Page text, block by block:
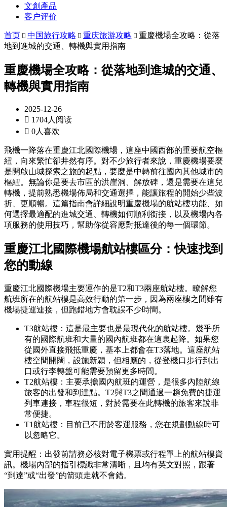
文創產品
客户评价
首页  中国旅行攻略  重庆旅游攻略  重慶機場全攻略：從落
地到進城的交通、轉機與實用指南
重慶機場全攻略：從落地到進城的交通、
轉機與實用指南
2025-12-26
 1704人阅读
 0人喜欢
飛機一降落在重慶江北國際機場，這座中國西部的重要航空樞
紐，向來繁忙卻井然有序。對不少旅行者來說，重慶機場要麼
是開啟山城探索之旅的起點，要麼是中轉前往國內其他城市的
樞紐。無論你是要去市區的洪崖洞、解放碑，還是需要在這兒
轉機，提前熟悉機場佈局和交通選擇，能讓旅程的開始少些波
折、更順暢。這篇指南會詳細說明重慶機場的航站樓功能、如
何選擇最適配的進城交通、轉機如何順利銜接，以及機場內各
項服務的使用技巧，幫助你從容應對抵達後的每一個環節。
重慶江北國際機場航站樓區分：快速找到
您的動線
重慶江北國際機場主要運作的是T2和T3兩座航站樓。瞭解您
航班所在的航站樓是高效行動的第一步，因為兩座樓之間雖有
機場捷運連接，但跑錯地方會耽誤不少時間。
T3航站樓：這是最主要也是最現代化的航站樓。幾乎所
有的國際航班和大量的國內航班都在這裏起降。如果您
從國外直接飛抵重慶，基本上都會在T3落地。這座航站
樓空間開闊，設施新穎，但相應的，從登機口步行到出
口或行李轉盤可能需要預留更多時間。
T2航站樓：主要承擔國內航班的運營，是很多內陸航線
旅客的出發和到達點。T2與T3之間通過一趟免費的捷運
列車連接，車程很短，對於需要在此轉機的旅客來說非
常便捷。
T1航站樓：目前已不用於客運服務，您在規劃動線時可
以忽略它。
實用提醒：出發前請務必核對電子機票或行程單上的航站樓資
訊。機場內部的指引標識非常清晰，且均有英文對照，跟著
“到達”或“出發”的箭頭走就不會錯。